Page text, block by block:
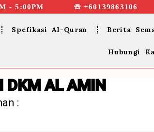
- 5:00PM ☏ +60139863106
Spefikasi Al-Quran Berita
Hubungi
DKM AL AMIN
: